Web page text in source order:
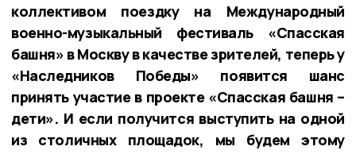
коллективом поездку на Международный
военно-музыкальный фестиваль «Спасская
башня» в Москву в качестве зрителей, теперь у
«Наследников Победы» появится шанс
принять участие в проекте «Спасская башня –
дети». И если получится выступить на одной
из столичных площадок, мы будем этому